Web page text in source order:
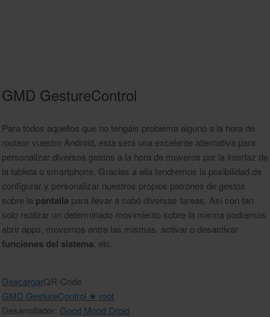
GMD GestureControl
Para todos aquellos que no tengáis problema alguno a la hora de
rootear vuestro Android, esta será una excelente alternativa para
personalizar diversos gestos a la hora de moveros por la interfaz de
la tableta o smartphone. Gracias a ella tendremos la posibilidad de
configurar y personalizar nuestros propios patrones de gestos
sobre la pantalla para llevar a cabo diversas tareas. Así con tan
solo realizar un determinado movimiento sobre la misma podremos
abrir apps, movernos entre las mismas, activar o desactivar
funciones del sistema , etc.
DescargarQR-Code
GMD GestureControl ★ root
Desarrollador: Good Mood Droid